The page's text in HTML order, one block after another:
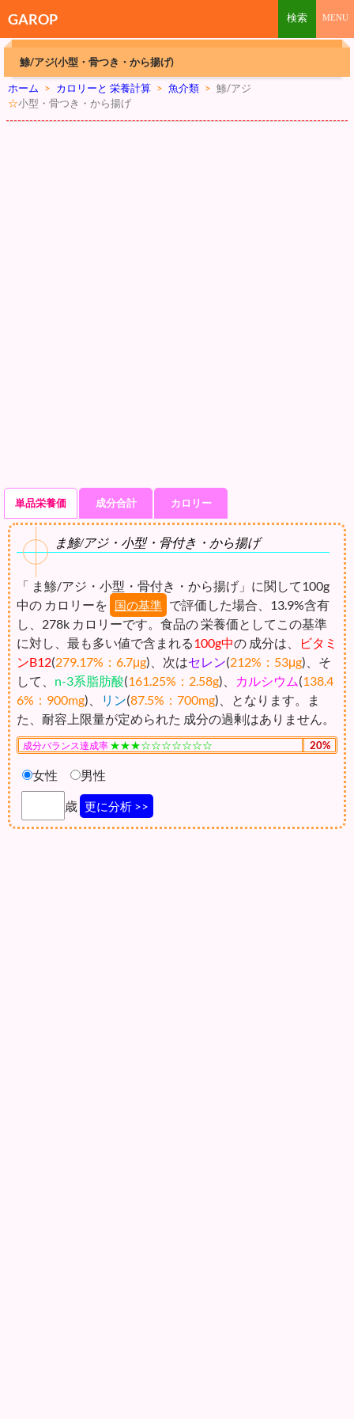
GAROP
鯵/アジ(小型・骨つき・から揚げ)
ホーム > カロリーと 栄養計算 > 魚介類 > 鯵/アジ
☆小型・骨つき・から揚げ
単品栄養価 成分合計 カロリー
ま鯵/アジ・小型・骨付き・から揚げ
「 ま鯵/アジ・小型・骨付き・から揚げ」に関して100g
中の カロリーを
国の基準 で評価した場合、13.9%含有
し、278k カロリーです。食品の 栄養価としてこの基準
に対し、最も多い値で含まれる100g中の 成分は、
ビタミ
ンB12(279.17%：6.7μg)、次はセレン(212%：53μg)、そ
して、 n-3系脂肪酸(161.25%：2.58g)、 カルシウム(138.4
6%：900mg)、 リン(87.5%：700mg)、となります。ま
た、耐容上限量が定められた 成分の過剰はありません。
成分バランス達成率 ★★★☆☆☆☆☆☆☆ 20%
女性 男性
歳 更に分析 >>